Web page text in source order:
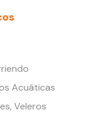
Acuáticas
Veleros